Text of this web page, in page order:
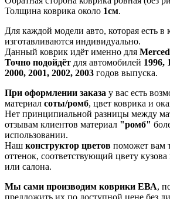
Толщина коврика около 1см.
Для каждой модели авто, которая есть в
изготавливаются индивидуально.
Данный коврик идёт именно для
Точно подойдёт для автомобилей 1996,
2000, 2001, 2002, 2003 годов выпуска.
При оформлении заказа у вас есть
материал соты/ромб, цвет коврика и
Нет принципиальной разницы между
отзывам клиентов материал "ромб"
использовании.
Наш конструктор цветов поможет вам
оттенок, соответствующий цвету
или салона.
Мы сами производим коврики ЕВА,